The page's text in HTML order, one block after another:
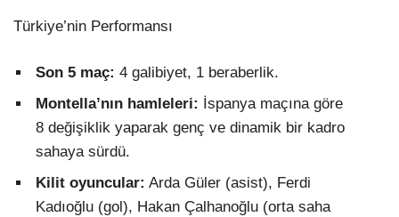
Türkiye’nin Performansı
Son 5 maç: 4 galibiyet, 1 beraberlik.
Montella’nın hamleleri: İspanya maçına göre
8 değişiklik yaparak genç ve dinamik bir kadro
sahaya sürdü.
Kilit oyuncular: Arda Güler (asist), Ferdi
Kadıoğlu (gol), Hakan Çalhanoğlu (orta saha